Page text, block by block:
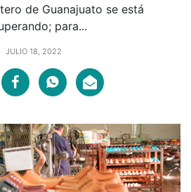
de Guanajuato se está
para...
JULIO 18, 2022